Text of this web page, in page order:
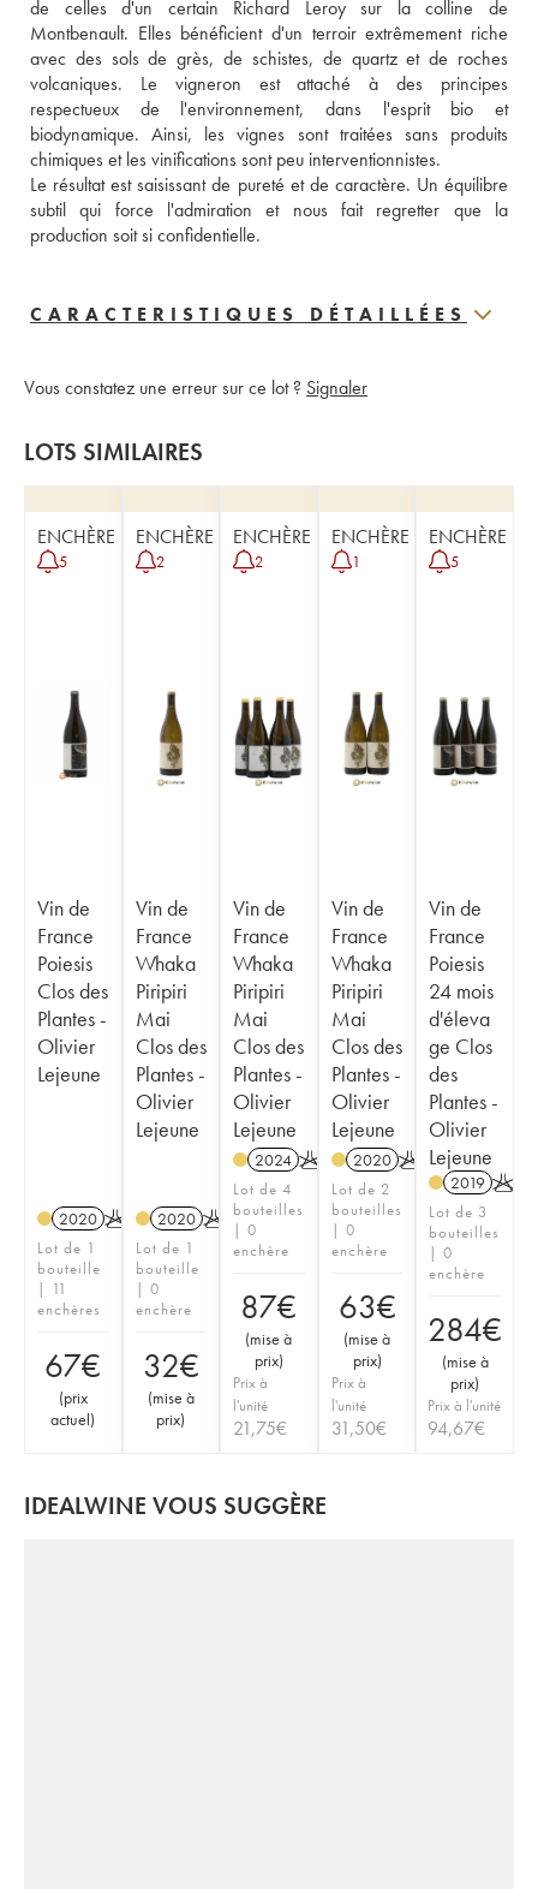
de celles d'un certain Richard Leroy sur la colline de
Montbenault. Elles bénéficient d'un terroir extrêmement riche
avec des sols de grès, de schistes, de quartz et de roches
volcaniques. Le vigneron est attaché à des principes
respectueux de l'environnement, dans l'esprit bio et
biodynamique. Ainsi, les vignes sont traitées sans produits
chimiques et les vinifications sont peu interventionnistes.
Le résultat est saisissant de pureté et de caractère. Un équilibre
subtil qui force l'admiration et nous fait regretter que la
production soit si confidentielle.
CARACTERISTIQUES DÉTAILLÉES
Vous constatez une erreur sur ce lot ? Signaler
LOTS SIMILAIRES
ENCHÈRE
5
Vin de
France
Poiesis
Clos des
Plantes -
Olivier
Lejeune
2020 K
Lot de 1
bouteille
| 11
enchères
67€
(prix
actuel)
ENCHÈRE
2
Vin de
France
Whaka
Piripiri
Mai
Clos des
Plantes -
Olivier
Lejeune
2020 K
Lot de 1
bouteille
| 0
enchère
32€
(mise à
prix)
ENCHÈRE
2
Vin de
France
Whaka
Piripiri
Mai
Clos des
Plantes -
Olivier
Lejeune
2024 K
Lot de 4
bouteilles
| 0
enchère
87€
(mise à
prix)
Prix à
l'unité
21,75€
ENCHÈRE
1
Vin de
France
Whaka
Piripiri
Mai
Clos des
Plantes -
Olivier
Lejeune
2020 K
Lot de 2
bouteilles
| 0
enchère
63€
(mise à
prix)
Prix à
l'unité
31,50€
ENCHÈRE
5
Vin de
France
Poiesis
24 mois
d'éleva
ge Clos
des
Plantes -
Olivier
Lejeune
2019 K
Lot de 3
bouteilles
| 0
enchère
284€
(mise à
prix)
Prix à l'unité
94,67€
IDEALWINE VOUS SUGGÈRE